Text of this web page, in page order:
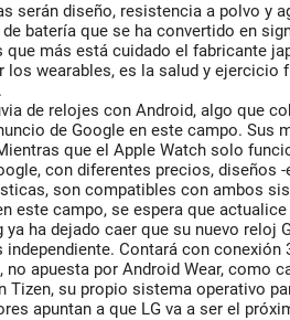
serán diseño, resistencia a polvo y
batería que se ha convertido en
que más está cuidado el fabricante
los wearables, es la salud y ejercicio
de relojes con Android, algo que
de Google en este campo. Sus
que el Apple Watch solo
con diferentes precios, diseños
son compatibles con ambos
este campo, se espera que
ya ha dejado caer que su nuevo reloj
independiente. Contará con conexión
no apuesta por Android Wear, como
Tizen, su propio sistema operativo
apuntan a que LG va a ser el